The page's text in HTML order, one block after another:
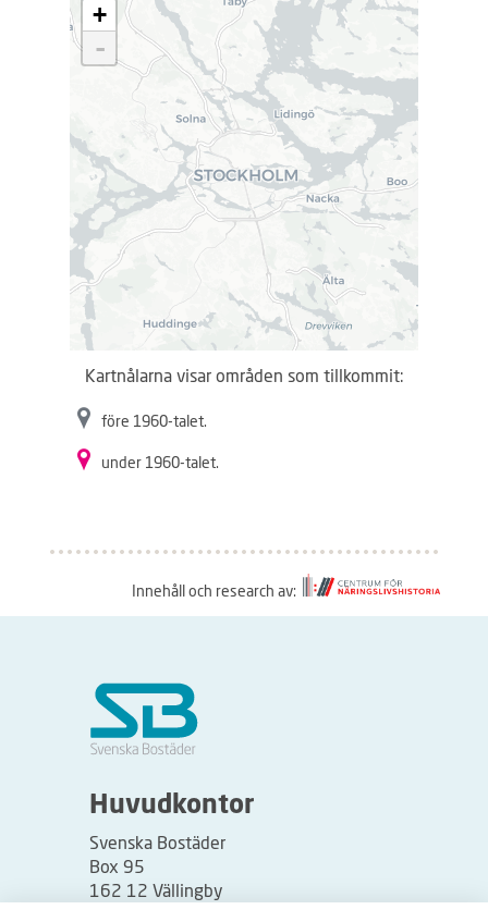
a
.
.
+
-
Kartnålarna visar områden som tillkommit:
före 1960-talet.
under 1960-talet.
Innehåll och research av:
Huvudkontor
Svenska Bostäder
Box 95
162 12 Vällingby